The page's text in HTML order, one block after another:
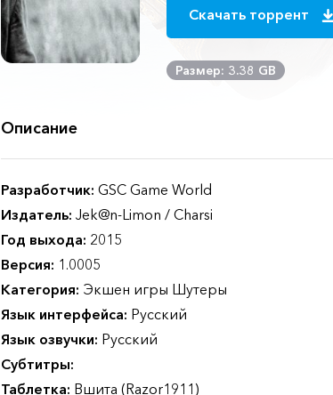
Скачать торрент
Размер: 3.38 GB
Описание
Разработчик: GSC Game World
Издатель: Jek@n-Limon / Charsi
Год выхода: 2015
Версия: 1.0005
Категория: Экшен игры Шутеры
Язык интерфейса: Русский
Язык озвучки: Русский
Субтитры:
Таблетка: Вшита (Razor1911)